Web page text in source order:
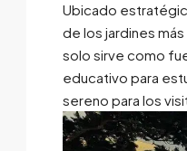
Ubicado
de los jardines
solo sirve como
educativo para
sereno para los